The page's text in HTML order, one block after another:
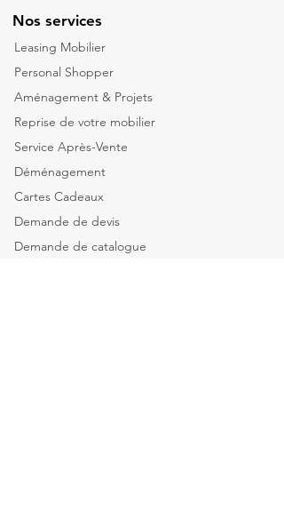
Nos services
Leasing Mobilier
Personal Shopper
Aménagement & Projets
Reprise de votre mobilier
Service Après-Vente
Déménagement
Cartes Cadeaux
Demande de devis
Demande de catalogue